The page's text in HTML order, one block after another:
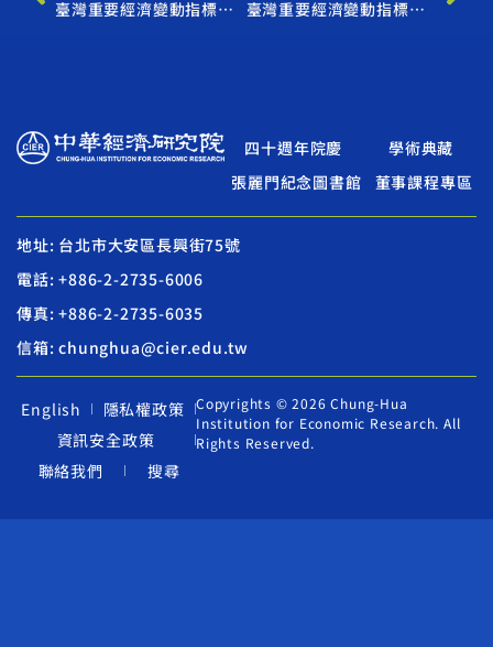
臺灣重要經濟變動指標（2006年10月）（Economic Indicator Oct. 2007） 臺灣重要經濟變動指標（2006年12月）（Economic Indicator Dec. 2006）
四十週年院慶
學術典藏
張麗門紀念圖書館
董事課程專區
地址: 台北市大安區長興街75號
電話: +886-2-2735-6006
傳真: +886-2-2735-6035
信箱: chunghua@cier.edu.tw
English
隱私權政策
資訊安全政策
聯絡我們
搜尋
Copyrights © 2026 Chung-Hua
Institution for Economic Research. All
Rights Reserved.